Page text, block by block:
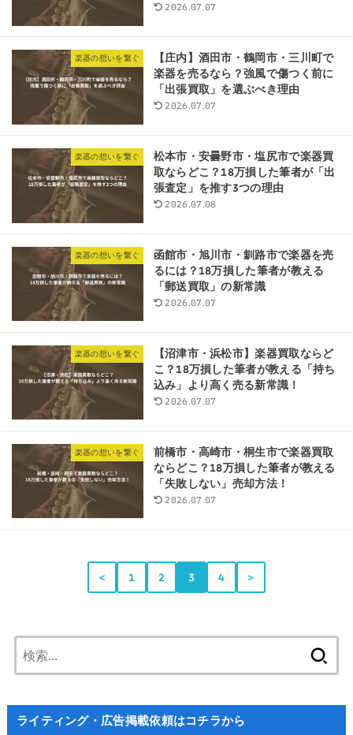
2026.07.07
楽器の想いを繋ぐ
【庄内】酒田市・鶴岡市・三川町で
楽器を売るなら？強風で傷つく前に
「出張買取」を選ぶべき理由
2026.07.07
楽器の想いを繋ぐ
松本市・安曇野市・塩尻市で楽器買
取ならどこ？18万損した筆者が「出
張査定」を推す3つの理由
2026.07.08
楽器の想いを繋ぐ
函館市・旭川市・釧路市で楽器を売
るには？18万損した筆者が教える
「郵送買取」の新常識
2026.07.07
楽器の想いを繋ぐ
【沼津市・浜松市】楽器買取ならど
こ？18万損した筆者が教える「持ち
込み」より高く売る新常識！
2026.07.07
楽器の想いを繋ぐ
前橋市・高崎市・桐生市で楽器買取
ならどこ？18万損した筆者が教える
「失敗しない」売却方法！
2026.07.07
＜ 1 2 3 4 ＞
ライティング・広告掲載依頼はコチラから